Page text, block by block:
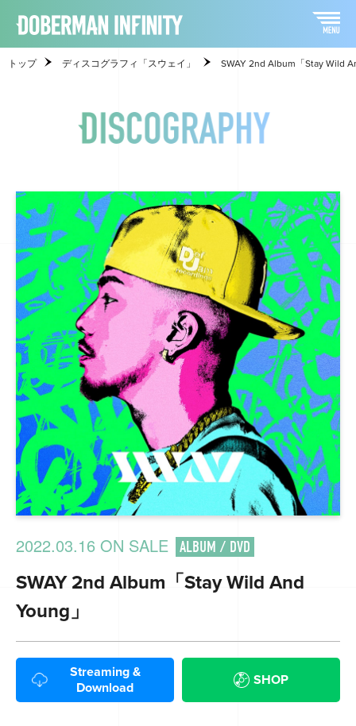
トップ ディスコグラフィ「スウェイ」 SWAY 2nd Album「Stay Wild
2022.03.16 ON SALE ALBUM / DVD
SWAY 2nd Album「Stay Wild And
Young」
Streaming &
Download
SHOP